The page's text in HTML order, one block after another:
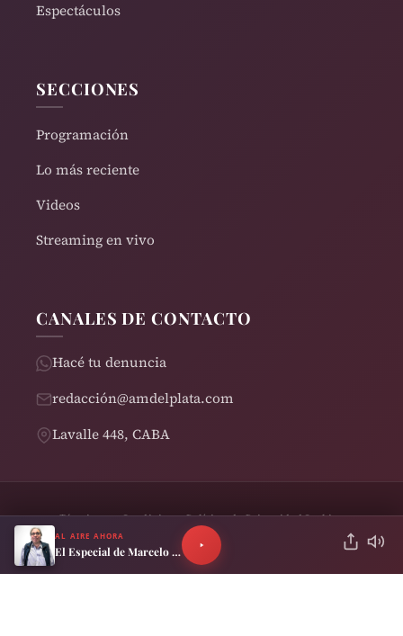
Espectáculos
SECCIONES
Programación
Lo más reciente
Videos
Streaming en vivo
CANALES DE CONTACTO
Hacé tu denuncia
redacción@amdelplata.com
Lavalle 448, CABA
Términos y CondicionesPolítica de PrivacidadCookies
© 2026 AM del Plata 1030 | Design by
AL AIRE AHORA
El Especial de Marcelo Neira